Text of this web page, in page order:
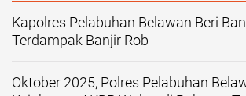
Kapolres Pelabuhan Belawan Beri
Terdampak Banjir Rob
Oktober 2025, Polres Pelabuhan